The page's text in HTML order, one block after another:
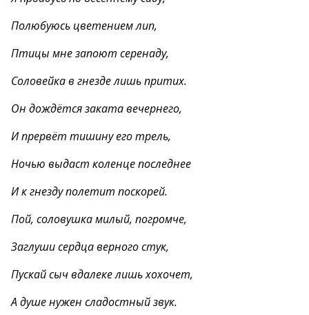
Полюбуюсь цветением лип,
Птицы мне запоют серенаду,
Соловейка в гнезде лишь притих.
Он дождётся заката вечернего,
И прервёт тишину его трель,
Ночью выдаст коленце последнее
И к гнезду полетит поскорей.
Пой, соловушка милый, погромче,
Заглуши сердца верного стук,
Пускай сыч вдалеке лишь хохочет,
А душе нужен сладостный звук.